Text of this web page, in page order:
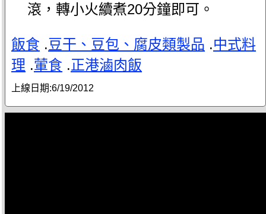
滾，轉小火續煮20分鐘即可。
飯食 .豆干、豆包、腐皮類製品 .中式料
理 .葷食 .正港滷肉飯
上線日期:6/19/2012